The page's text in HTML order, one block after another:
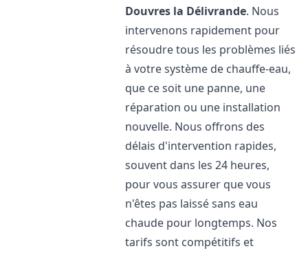
Douvres la Délivrande. Nous
intervenons rapidement pour
résoudre tous les problèmes liés
à votre système de chauffe-eau,
que ce soit une panne, une
réparation ou une installation
nouvelle. Nous offrons des
délais d'intervention rapides,
souvent dans les 24 heures,
pour vous assurer que vous
n'êtes pas laissé sans eau
chaude pour longtemps. Nos
tarifs sont compétitifs et